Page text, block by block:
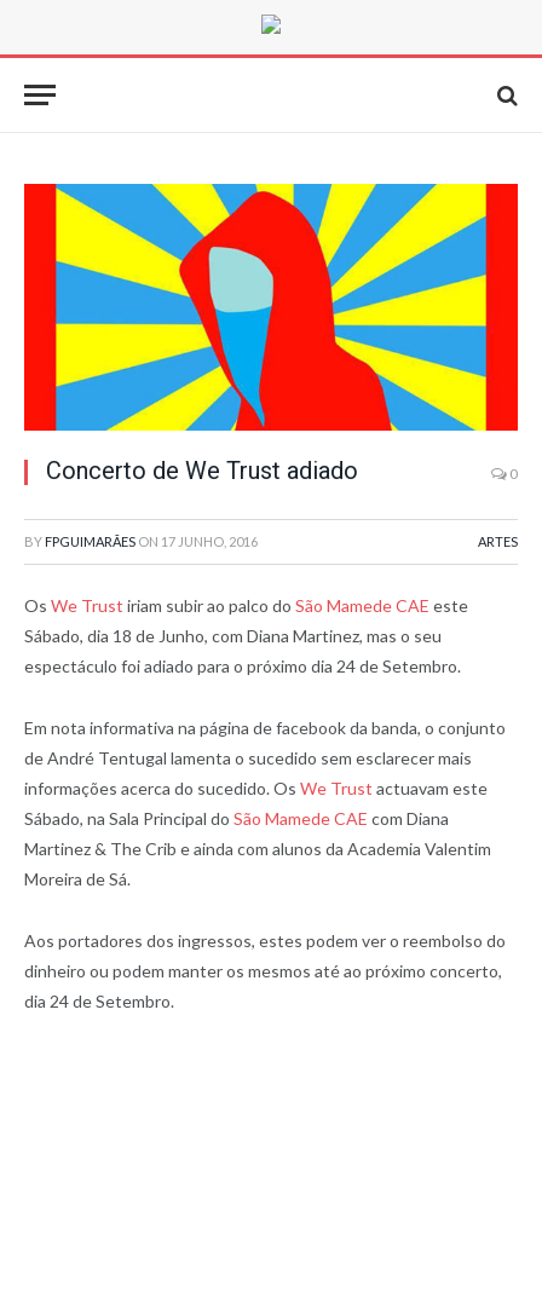
Concerto de We Trust adiado 0
BY FPGUIMARÃES ON 17 JUNHO, 2016 ARTES
Os We Trust iriam subir ao palco do São Mamede CAE este
Sábado, dia 18 de Junho, com Diana Martinez, mas o seu
espectáculo foi adiado para o próximo dia 24 de Setembro.
Em nota informativa na página de facebook da banda, o conjunto
de André Tentugal lamenta o sucedido sem esclarecer mais
informações acerca do sucedido. Os We Trust actuavam este
Sábado, na Sala Principal do São Mamede CAE com Diana
Martinez & The Crib e ainda com alunos da Academia Valentim
Moreira de Sá.
Aos portadores dos ingressos, estes podem ver o reembolso do
dinheiro ou podem manter os mesmos até ao próximo concerto,
dia 24 de Setembro.